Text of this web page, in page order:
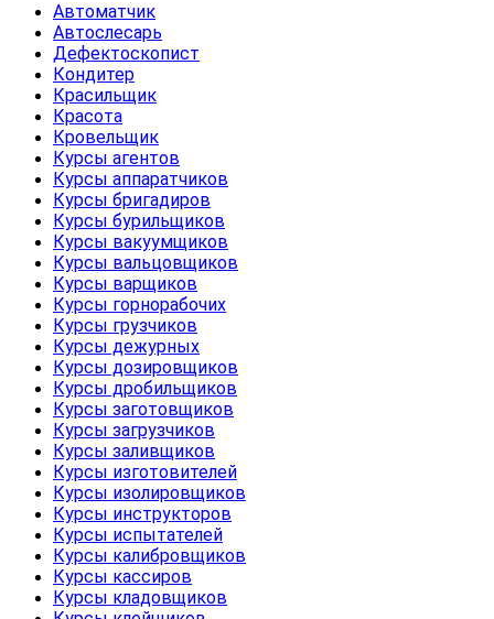
Автоматчик
Автослесарь
Дефектоскопист
Кондитер
Красильщик
Красота
Кровельщик
Курсы агентов
Курсы аппаратчиков
Курсы бригадиров
Курсы бурильщиков
Курсы вакуумщиков
Курсы вальцовщиков
Курсы варщиков
Курсы горнорабочих
Курсы грузчиков
Курсы дежурных
Курсы дозировщиков
Курсы дробильщиков
Курсы заготовщиков
Курсы загрузчиков
Курсы заливщиков
Курсы изготовителей
Курсы изолировщиков
Курсы инструкторов
Курсы испытателей
Курсы калибровщиков
Курсы кассиров
Курсы кладовщиков